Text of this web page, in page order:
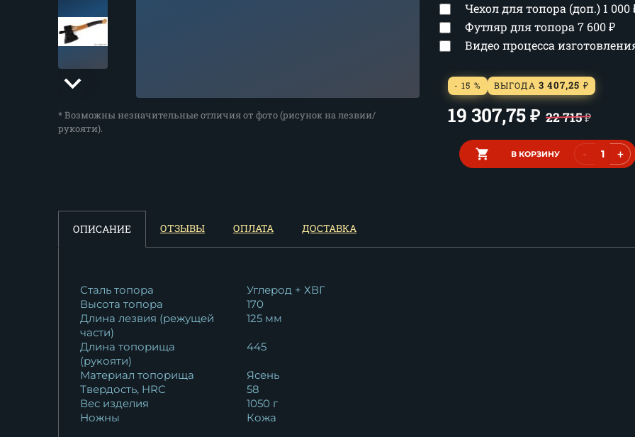
* Возможны незначительные отличия от фото (рисунок на лезвии/
рукояти).
Чехол для топора (доп.) 1 000
Футляр для топора 7 600₽
Видео процесса
- 15 % ВЫГОДА 3 407,25 ₽
19 307,75₽ 22 715₽
В КОРЗИНУ - +
ОПИСАНИЕ ОТЗЫВЫ ОПЛАТА ДОСТАВКА
Сталь топора
Углерод + ХВГ
Высота топора
170
Длина лезвия (режущей
части)
125 мм
Длина топорища
(рукояти)
445
Материал топорища
Ясень
Твердость, HRC
58
Вес изделия
1050 г
Ножны
Кожа